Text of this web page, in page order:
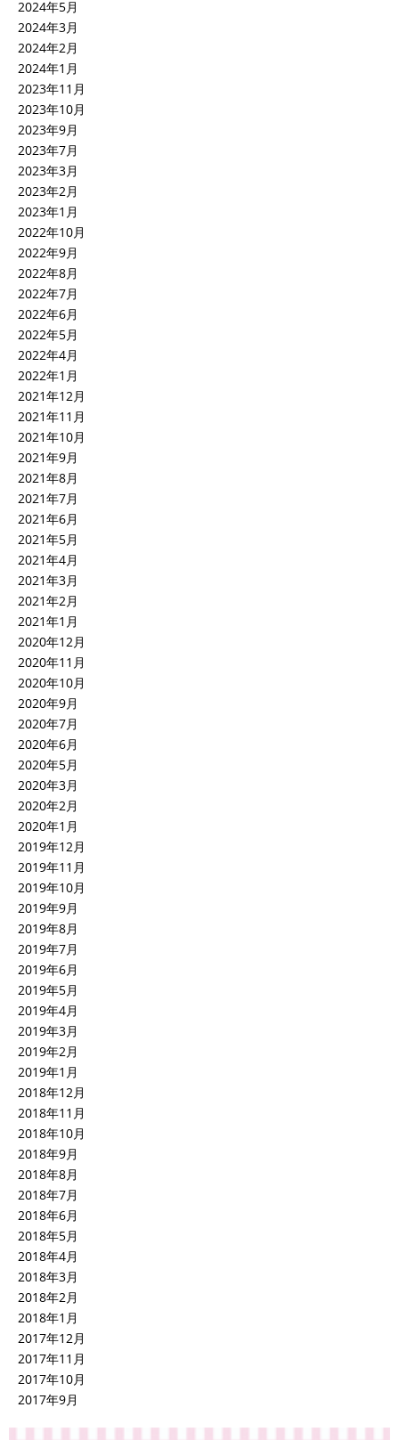
2024年5月
2024年3月
2024年2月
2024年1月
2023年11月
2023年10月
2023年9月
2023年7月
2023年3月
2023年2月
2023年1月
2022年10月
2022年9月
2022年8月
2022年7月
2022年6月
2022年5月
2022年4月
2022年1月
2021年12月
2021年11月
2021年10月
2021年9月
2021年8月
2021年7月
2021年6月
2021年5月
2021年4月
2021年3月
2021年2月
2021年1月
2020年12月
2020年11月
2020年10月
2020年9月
2020年7月
2020年6月
2020年5月
2020年3月
2020年2月
2020年1月
2019年12月
2019年11月
2019年10月
2019年9月
2019年8月
2019年7月
2019年6月
2019年5月
2019年4月
2019年3月
2019年2月
2019年1月
2018年12月
2018年11月
2018年10月
2018年9月
2018年8月
2018年7月
2018年6月
2018年5月
2018年4月
2018年3月
2018年2月
2018年1月
2017年12月
2017年11月
2017年10月
2017年9月